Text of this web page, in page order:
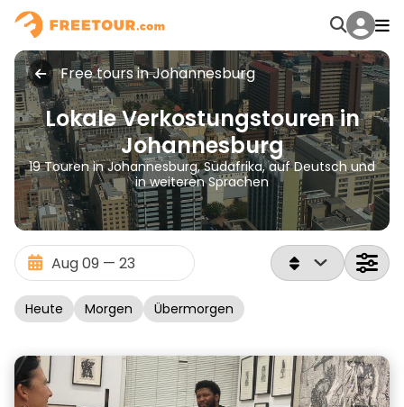
Free tours in Johannesburg
Lokale Verkostungstouren in
Johannesburg
19 Touren in Johannesburg, Südafrika, auf Deutsch und
in weiteren Sprachen
Heute Morgen Übermorgen